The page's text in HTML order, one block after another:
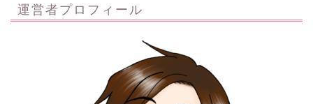
運営者プロフィール